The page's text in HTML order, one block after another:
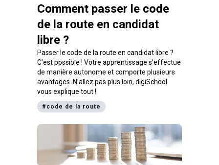
Comment passer le code
de la route en candidat
libre ?
Passer le code de la route en candidat libre ?
C’est possible ! Votre apprentissage s’effectue
de manière autonome et comporte plusieurs
avantages. N’allez pas plus loin, digiSchool
vous explique tout !
# code de la route